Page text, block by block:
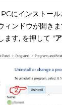
にインストー
ィンドウが開き
ます, を押して "